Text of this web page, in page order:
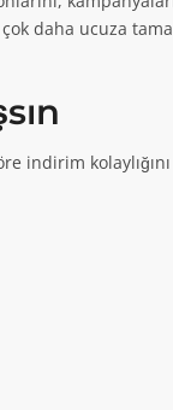
daha ucuza
indirim kolaylığını